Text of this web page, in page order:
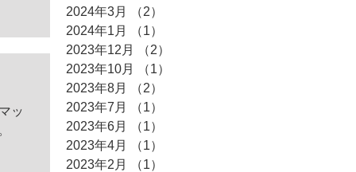
ッ
2024年3月
（2）
2024年1月
（1）
2023年12月
（2）
2023年10月
（1）
2023年8月
（2）
2023年7月
（1）
2023年6月
（1）
2023年4月
（1）
2023年2月
（1）